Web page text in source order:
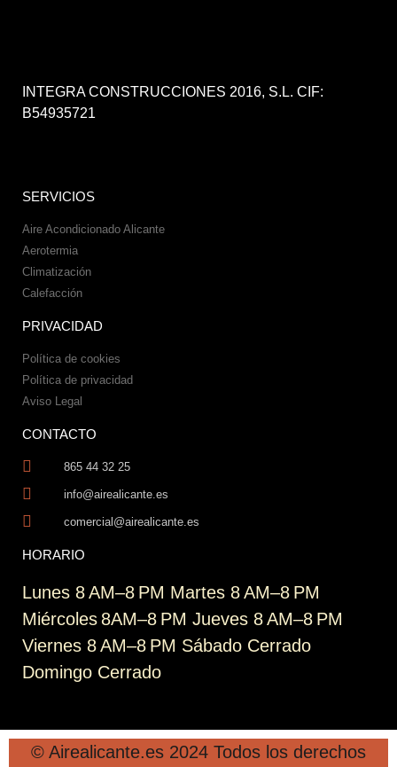
INTEGRA CONSTRUCCIONES 2016, S.L. CIF:
B54935721
SERVICIOS
Aire Acondicionado Alicante
Aerotermia
Climatización
Calefacción
PRIVACIDAD
Política de cookies
Política de privacidad
Aviso Legal
CONTACTO
865 44 32 25
info@airealicante.es
comercial@airealicante.es
HORARIO
Lunes 8 AM–8 PM Martes 8 AM–8 PM
Miércoles 8AM–8 PM Jueves 8 AM–8 PM
Viernes 8 AM–8 PM Sábado Cerrado
Domingo Cerrado
© Airealicante.es 2024 Todos los derechos